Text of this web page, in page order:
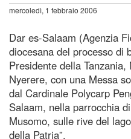
mercoledì, 1 febbraio 2006
Dar es-Salaam (Agenzia
diocesana del processo di
Presidente della
Nyerere, con una Messa
dal Cardinale Polycarp
Salaam, nella parrocchia
Musomo, sulle rive del
della Patria”.